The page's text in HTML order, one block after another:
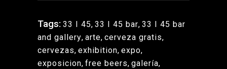
Tags: 33 I 45, 33 I 45 bar, 33 I 45 bar
and gallery, arte, cerveza gratis,
cervezas, exhibition, expo,
exposicion, free beers, galería,